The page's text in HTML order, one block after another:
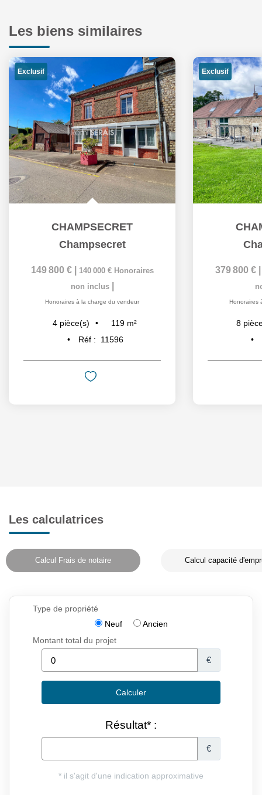
Les biens similaires
Exclusif
CHAMPSECRET
Champsecret
149 800 € 140 000 € Honoraires
non inclus
Honoraires à la charge du vendeur
4 pièce(s) 119 m²
Réf :
11596
Exclusif
379 800 €
Honoraires
8
Les calculatrices
Calcul Frais de notaire Calcul capacité